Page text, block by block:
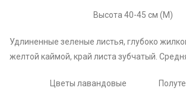
Высота 40-45 см (М)
Удлиненные зеленые листья, глубоко
желтой каймой, край листа зубчатый.
Цветы лавандовые